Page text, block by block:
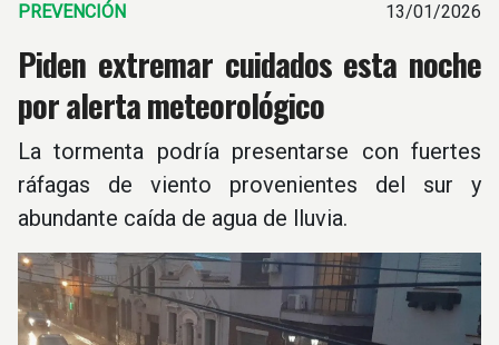
PREVENCIÓN 13/01/2026
Piden extremar cuidados esta noche
por alerta meteorológico
La tormenta podría presentarse con fuertes
ráfagas de viento provenientes del sur y
abundante caída de agua de lluvia.